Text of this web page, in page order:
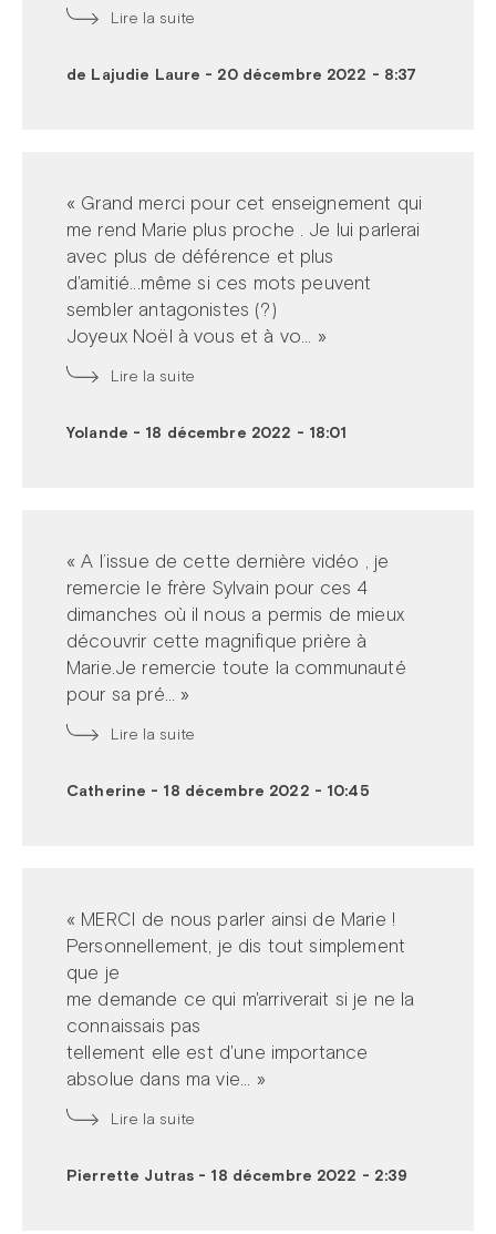
Lire la suite
de Lajudie Laure - 20 décembre 2022 - 8:37
« Grand merci pour cet enseignement qui
me rend Marie plus proche . Je lui parlerai
avec plus de déférence et plus
d'amitié...même si ces mots peuvent
sembler antagonistes (?)
Joyeux Noël à vous et à vo... »
Lire la suite
Yolande - 18 décembre 2022 - 18:01
« A l’issue de cette dernière vidéo , je
remercie le frère Sylvain pour ces 4
dimanches où il nous a permis de mieux
découvrir cette magnifique prière à
Marie.Je remercie toute la communauté
pour sa pré... »
Lire la suite
Catherine - 18 décembre 2022 - 10:45
« MERCI de nous parler ainsi de Marie !
Personnellement, je dis tout simplement
que je
me demande ce qui m'arriverait si je ne la
connaissais pas
tellement elle est d'une importance
absolue dans ma vie... »
Lire la suite
Pierrette Jutras - 18 décembre 2022 - 2:39